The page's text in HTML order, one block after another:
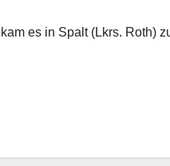
es in Spalt (Lkrs. Roth)